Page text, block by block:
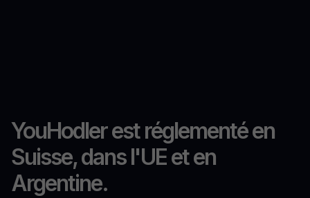
YouHodler est réglementé en
Suisse, dans l'UE et en
Argentine.